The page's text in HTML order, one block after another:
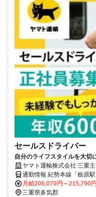
セールスドライバー
自分のライフスタイルを大切
は収入も休日も充実
ヤマト運輸株式会社 三重
通勤情報 紀勢本線「栃原
月給206,070円～215,790円
三重県多気郡